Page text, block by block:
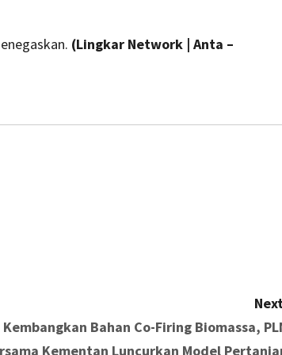
(Lingkar Network | Anta –
Kembangkan Bahan Co-Firing Biomassa,
Kementan Luncurkan Model